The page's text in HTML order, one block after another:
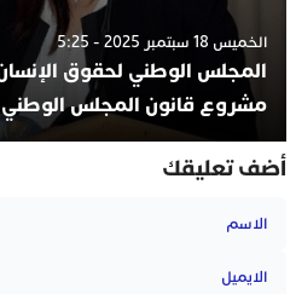
الخميس 18 سبتمبر 2025 - 5:25
المجلس الوطني لحقوق
مشروع قانون المجلس الوطني
أضف تعليقك